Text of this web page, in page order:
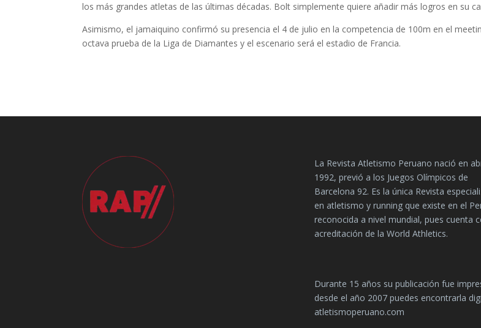
los más grandes atletas de las últimas décadas. Bolt simplemente quiere añadir más logros en su
Asimismo, el jamaiquino confirmó su presencia el 4 de julio en la competencia de 100m en el
octava prueba de la Liga de Diamantes y el escenario será el estadio de Francia.
La Revista Atletismo Peruano nació en
1992, previó a los Juegos Olímpicos de
Barcelona 92. Es la única Revista
en atletismo y running que existe en el
reconocida a nivel mundial, pues cuenta
acreditación de la World Athletics.
Durante 15 años su publicación fue
desde el año 2007 puedes encontrarla
atletismoperuano.com